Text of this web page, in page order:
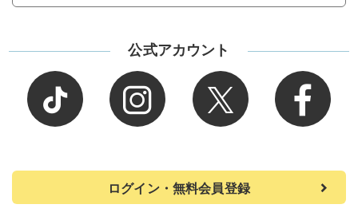
公式アカウント
ログイン・無料会員登録